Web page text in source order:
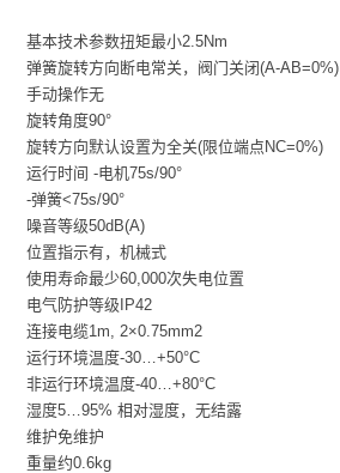
基本技术参数扭矩最小2.5Nm
弹簧旋转方向断电常关，阀门关闭(A-AB=0%)
手动操作无
旋转角度90°
旋转方向默认设置为全关(限位端点NC=0%)
运行时间 -电机75s/90°
-弹簧<75s/90°
噪音等级50dB(A)
位置指示有，机械式
使用寿命最少60,000次失电位置
电气防护等级IP42
连接电缆1m, 2×0.75mm2
运行环境温度-30…+50°C
非运行环境温度-40…+80°C
湿度5…95% 相对湿度，无结露
维护免维护
重量约0.6kg